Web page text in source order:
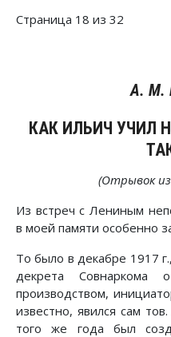
Страница 18 из 32
А. М.
КАК ИЛЬИЧ УЧИЛ
(Отрывок
Из встреч с Лениным
в моей памяти особенно
То было в декабре 1917
декрета Совнаркома
производством,
известно, явился сам
того же года был